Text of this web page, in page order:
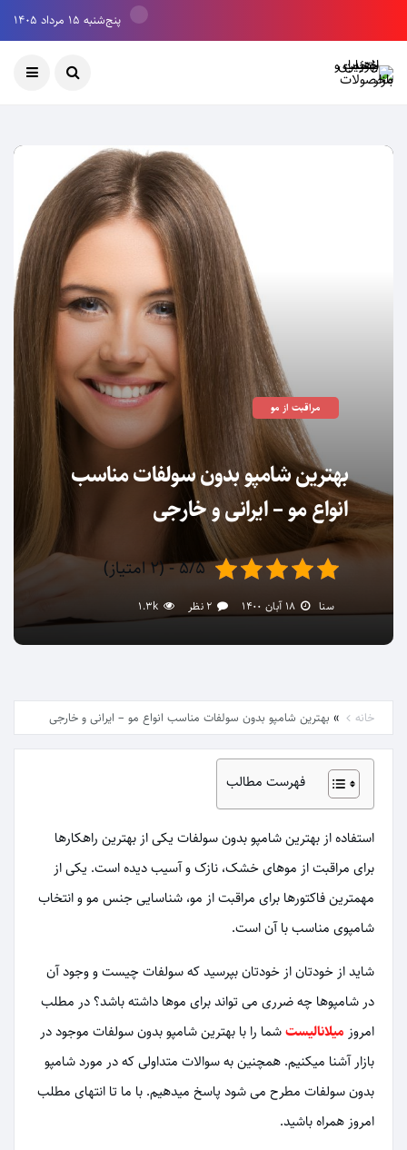
پنج‌شنبه ۱۵ مرداد ۱۴۰۵
مراقبت از مو
بهترین شامپو بدون سولفات مناسب
انواع مو – ایرانی و خارجی
۵/۵ - (۲ امتیاز)
سنا ۱۸ آبان ۱۴۰۰ ۲ نظر 1.3k
خانه » بهترین شامپو بدون سولفات مناسب انواع مو – ایرانی و خارجی
فهرست مطالب
استفاده از بهترین شامپو بدون سولفات یکی از بهترین راهکارها
برای مراقبت از موهای خشک، نازک و آسیب دیده است. یکی از
مهمترین فاکتورها برای مراقبت از مو، شناسایی جنس مو و انتخاب
شامپوی مناسب با آن است.
شاید از خودتان از خودتان بپرسید که سولفات چیست و وجود آن
در شامپوها چه ضرری می تواند برای موها داشته باشد؟ در مطلب
امروز میلانالیستشما را با بهترین شامپو بدون سولفات موجود در
بازار آشنا میکنیم. همچنین به سوالات متداولی که در مورد شامپو
بدون سولفات مطرح می شود پاسخ میدهیم. با ما تا انتهای مطلب
امروز همراه باشید.